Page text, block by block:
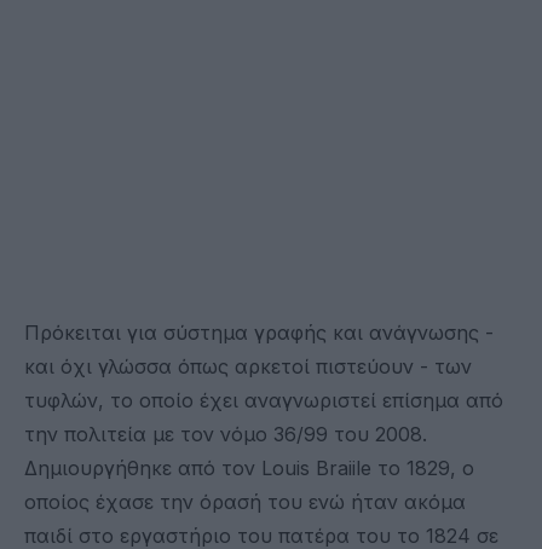
Πρόκειται για σύστημα γραφής και ανάγνωσης -
και όχι γλώσσα όπως αρκετοί πιστεύουν - των
τυφλών, το οποίο έχει αναγνωριστεί επίσημα από
την πολιτεία με τον νόμο 36/99 του 2008.
Δημιουργήθηκε από τον Louis Braiile το 1829, ο
οποίος έχασε την όρασή του ενώ ήταν ακόμα
παιδί στο εργαστήριο του πατέρα του το 1824 σε